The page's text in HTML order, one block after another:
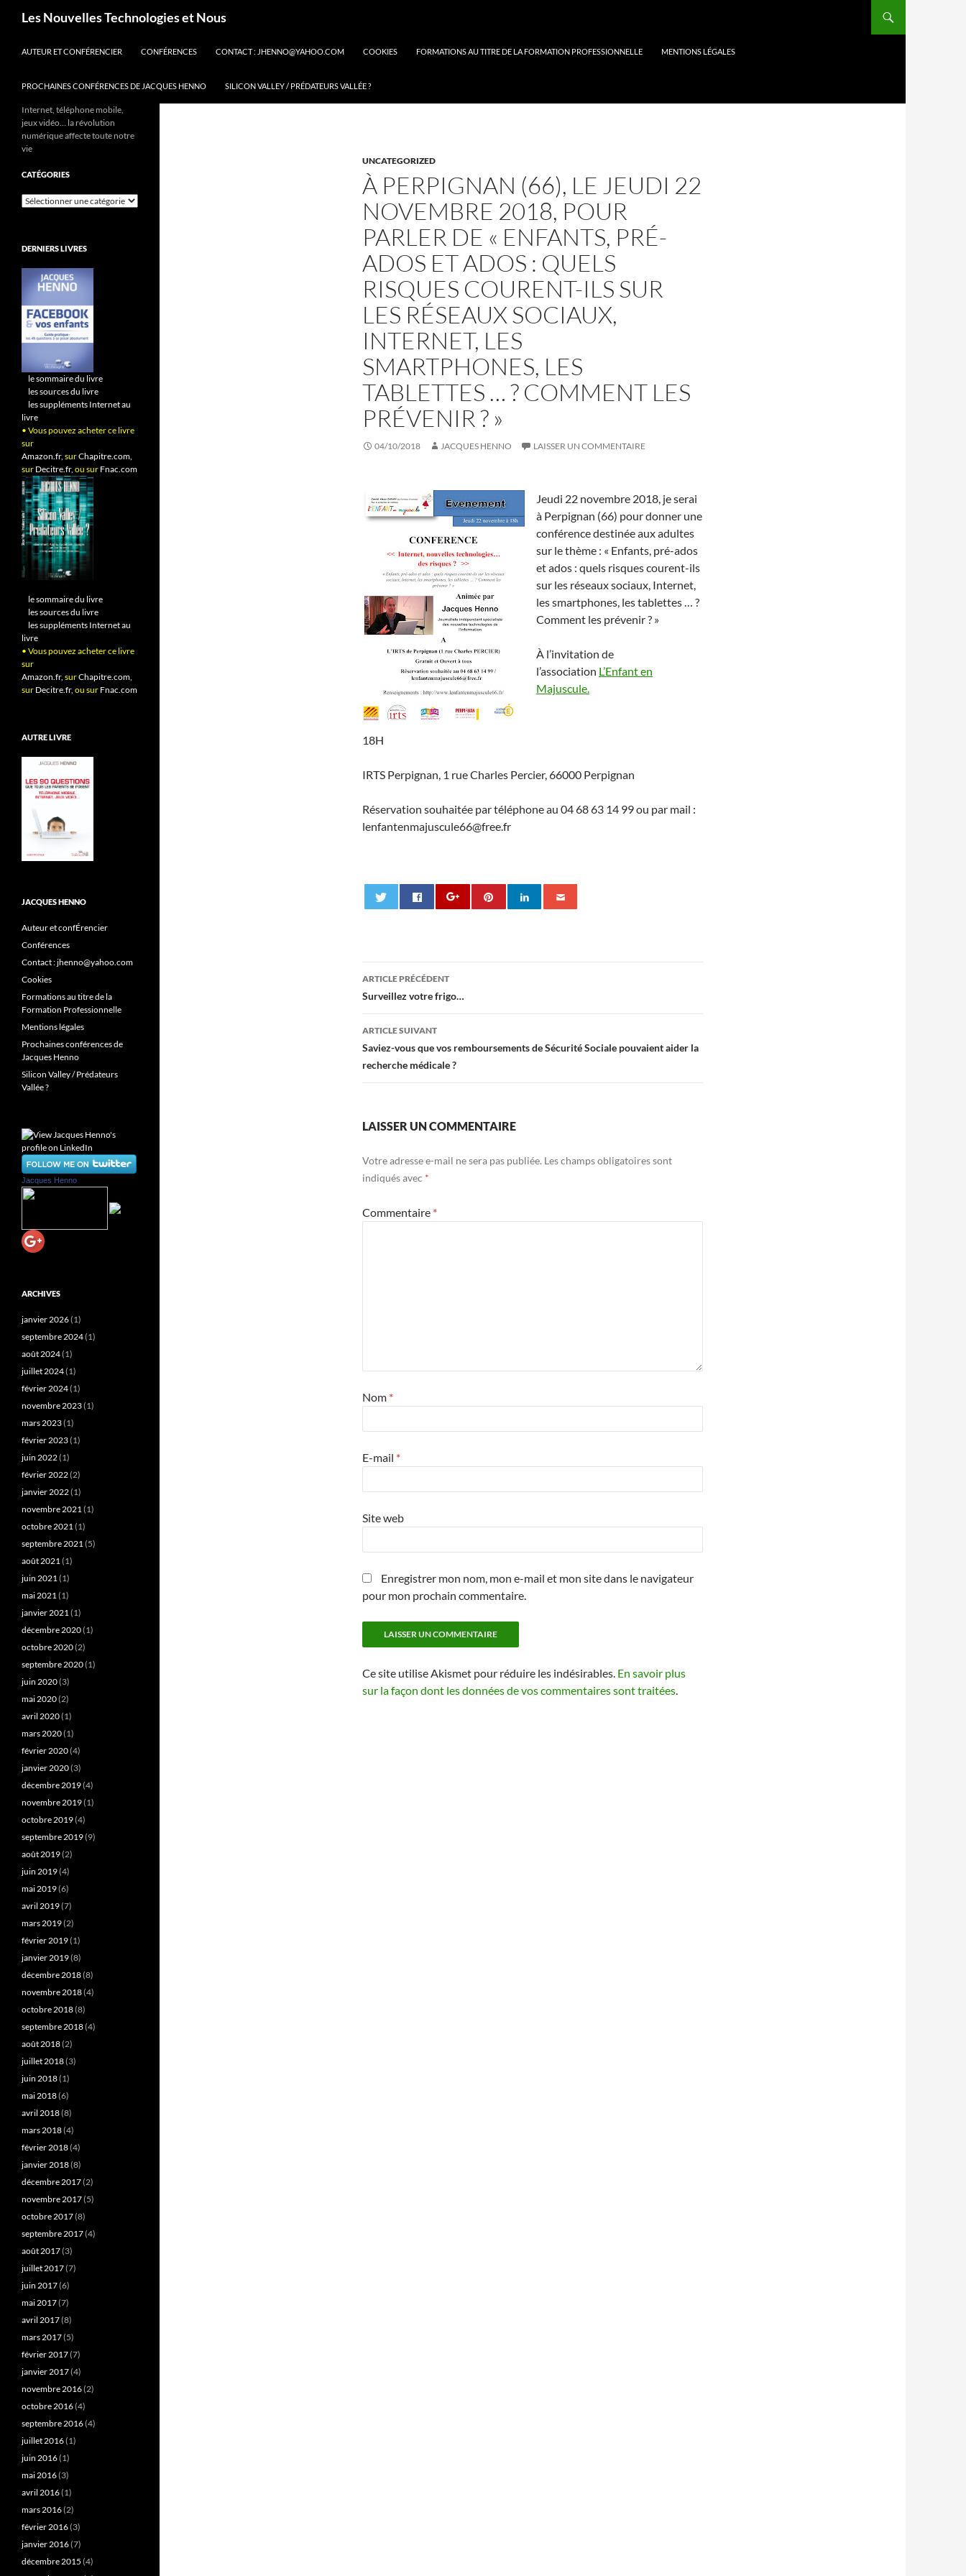
Les Nouvelles Technologies et Nous
AUTEUR ET CONFÉRENCIER CONFÉRENCES CONTACT : JHENNO@YAHOO.COM COOKIES FORMATIONS AU TITRE DE LA FORMATION PROFESSIONNELLE MENTIONS LÉGALES
PROCHAINES CONFÉRENCES DE JACQUES HENNO SILICON VALLEY / PRÉDATEURS VALLÉE ?
UNCATEGORIZED
À PERPIGNAN (66), LE JEUDI 22
NOVEMBRE 2018, POUR
PARLER DE « ENFANTS, PRÉ-
ADOS ET ADOS : QUELS
RISQUES COURENT-ILS SUR
LES RÉSEAUX SOCIAUX,
INTERNET, LES
SMARTPHONES, LES
TABLETTES … ? COMMENT LES
PRÉVENIR ? »
04/10/2018 JACQUES HENNO LAISSER UN COMMENTAIRE
Jeudi 22 novembre 2018, je serai
à Perpignan (66) pour donner une
conférence destinée aux adultes
sur le thème : « Enfants, pré-ados
et ados : quels risques courent-ils
sur les réseaux sociaux, Internet,
les smartphones, les tablettes … ?
Comment les prévenir ? »
À l’invitation de
l’association L’Enfant en
Majuscule.
18H
IRTS Perpignan, 1 rue Charles Percier, 66000 Perpignan
Réservation souhaitée par téléphone au 04 68 63 14 99 ou par mail :
lenfantenmajuscule66@free.fr
Navigation
des
articles
ARTICLE PRÉCÉDENT
Surveillez votre frigo…
ARTICLE SUIVANT
Saviez-vous que vos remboursements de Sécurité Sociale pouvaient aider la
recherche médicale ?
LAISSER UN COMMENTAIRE
Votre adresse e-mail ne sera pas publiée. Les champs obligatoires sont
indiqués avec *
Commentaire *
Nom *
E-mail *
Site web
Enregistrer mon nom, mon e-mail et mon site dans le navigateur
pour mon prochain commentaire.
Ce site utilise Akismet pour réduire les indésirables. En savoir plus
sur la façon dont les données de vos commentaires sont traitées.
Internet, téléphone mobile,
jeux vidéo… la révolution
numérique affecte toute notre
vie
CATÉGORIES
Catégories
DERNIERS LIVRES
le sommaire du livre
les sources du livre
les suppléments Internet au
livre
• Vous pouvez acheter ce livre
sur
Amazon.fr, surChapitre.com,
sur Decitre.fr, ou sur Fnac.com
le sommaire du livre
les sources du livre
les suppléments Internet au
livre
• Vous pouvez acheter ce livre
sur
Amazon.fr, surChapitre.com,
sur Decitre.fr, ou sur Fnac.com
AUTRE LIVRE
JACQUES HENNO
Auteur et confÉrencier
Conférences
Contact : jhenno@yahoo.com
Cookies
Formations au titre de la
Formation Professionnelle
Mentions légales
Prochaines conférences de
Jacques Henno
Silicon Valley / Prédateurs
Vallée ?
Jacques Henno
ARCHIVES
janvier 2026(1)
septembre 2024(1)
août 2024(1)
juillet 2024(1)
février 2024(1)
novembre 2023(1)
mars 2023(1)
février 2023(1)
juin 2022(1)
février 2022(2)
janvier 2022(1)
novembre 2021(1)
octobre 2021(1)
septembre 2021(5)
août 2021(1)
juin 2021(1)
mai 2021(1)
janvier 2021(1)
décembre 2020(1)
octobre 2020(2)
septembre 2020(1)
juin 2020(3)
mai 2020(2)
avril 2020(1)
mars 2020(1)
février 2020(4)
janvier 2020(3)
décembre 2019(4)
novembre 2019(1)
octobre 2019(4)
septembre 2019(9)
août 2019(2)
juin 2019(4)
mai 2019(6)
avril 2019(7)
mars 2019(2)
février 2019(1)
janvier 2019(8)
décembre 2018(8)
novembre 2018(4)
octobre 2018(8)
septembre 2018(4)
août 2018(2)
juillet 2018(3)
juin 2018(1)
mai 2018(6)
avril 2018(8)
mars 2018(4)
février 2018(4)
janvier 2018(8)
décembre 2017(2)
novembre 2017(5)
octobre 2017(8)
septembre 2017(4)
août 2017(3)
juillet 2017(7)
juin 2017(6)
mai 2017(7)
avril 2017(8)
mars 2017(5)
février 2017(7)
janvier 2017(4)
novembre 2016(2)
octobre 2016(4)
septembre 2016(4)
juillet 2016(1)
juin 2016(1)
mai 2016(3)
avril 2016(1)
mars 2016(2)
février 2016(3)
janvier 2016(7)
décembre 2015 (4)